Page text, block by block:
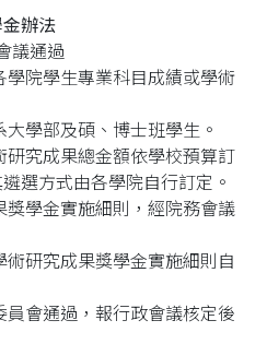
辦法
議通過
學院學生專業科目成績或學術
學部及碩、博士班學生。
研究成果總金額依學校預算訂
選方式由各學院自行訂定。
獎學金實施細則，經院務會議
研究成果獎學金實施細則自
會通過，報行政會議核定後